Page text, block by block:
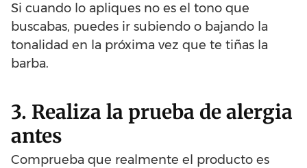
Si cuando lo apliques no es el tono que
buscabas, puedes ir subiendo o bajando la
tonalidad en la próxima vez que te tiñas la
barba.
3. Realiza la prueba de alergia
antes
Comprueba que realmente el producto es